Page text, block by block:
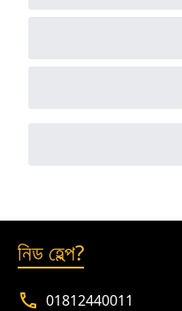
নিড হেল্প?
01812440011